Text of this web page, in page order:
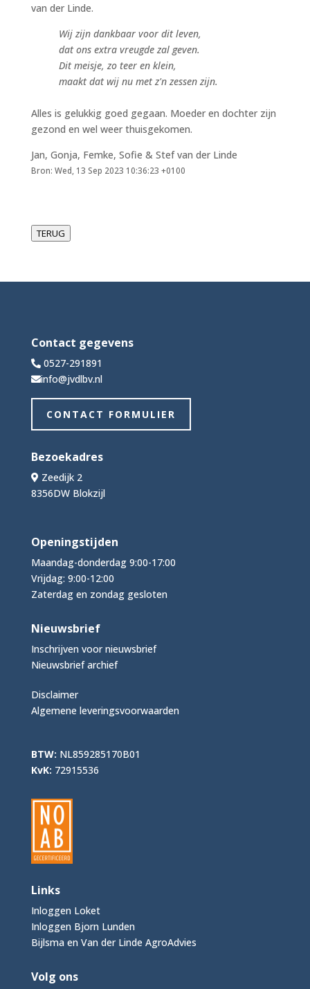
van der Linde.
Wij zijn dankbaar voor dit leven,
dat ons extra vreugde zal geven.
Dit meisje, zo teer en klein,
maakt dat wij nu met z'n zessen zijn.
Alles is gelukkig goed gegaan. Moeder en dochter zijn
gezond en wel weer thuisgekomen.
Jan, Gonja, Femke, Sofie & Stef van der Linde
Bron: Wed, 13 Sep 2023 10:36:23 +0100
TERUG
Contact gegevens
0527-291891
info@jvdlbv.nl
CONTACT FORMULIER
Bezoekadres
Zeedijk 2
8356DW Blokzijl
Openingstijden
Maandag-donderdag 9:00-17:00
Vrijdag: 9:00-12:00
Zaterdag en zondag gesloten
Nieuwsbrief
Inschrijven voor nieuwsbrief
Nieuwsbrief archief
Disclaimer
Algemene leveringsvoorwaarden
BTW: NL859285170B01
KvK: 72915536
Links
Inloggen Loket
Inloggen Bjorn Lunden
Bijlsma en Van der Linde AgroAdvies
Volg ons